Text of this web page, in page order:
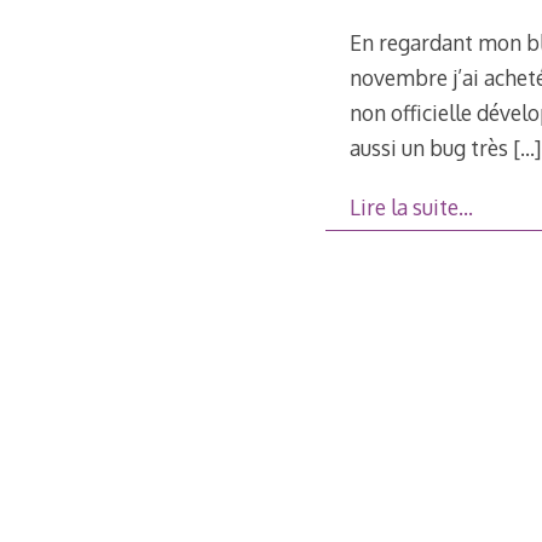
En regardant mon
novembre j’ai
non officielle
aussi un bug très […]
Lire la suite…